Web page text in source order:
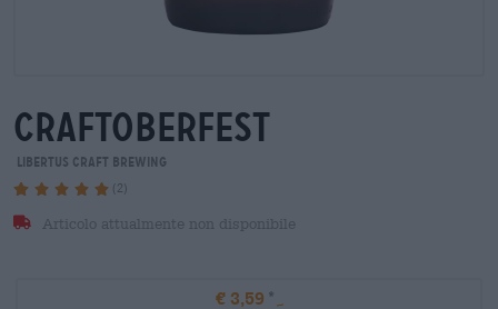
craftoberfest
Libertus Craft Brewing
(2)
Articolo attualmente non disponibile
€ 3,59